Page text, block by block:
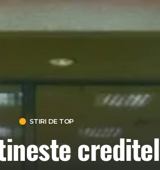
STIRI DE TOP